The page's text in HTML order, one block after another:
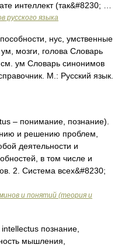
интеллект (так&#8230; …
русского языка
нус, умственные
мозги, голова Словарь
см. ум Словарь синонимов
М.: Русский язык.
– понимание, познание).
и решению проблем,
деятельности и
в том числе и
2. Система всех&#8230;
и понятий (теория и
познание,
мышления,